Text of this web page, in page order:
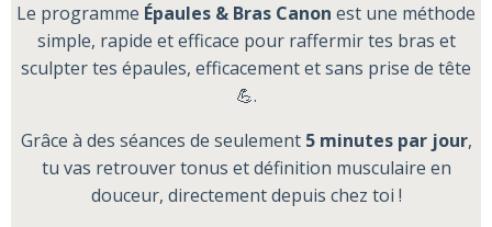
Le programme Épaules & Bras Canon est une méthode
simple, rapide et efficace pour raffermir tes bras et
sculpter tes épaules, efficacement et sans prise de tête
💪.
Grâce à des séances de seulement 5 minutes par jour,
tu vas retrouver tonus et définition musculaire en
douceur, directement depuis chez toi !